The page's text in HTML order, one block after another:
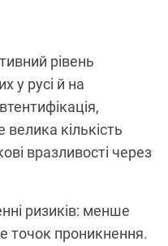
рівень
у русі й на
велика кількість
вразливості через
ризиків: менше
точок проникнення.